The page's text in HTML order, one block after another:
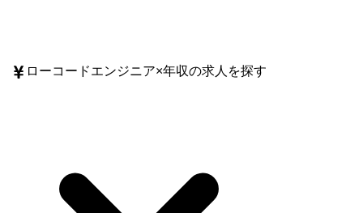
ローコードエンジニア×年収の求人を探す